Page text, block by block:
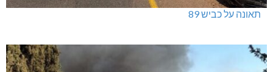
תאונה על כביש 89